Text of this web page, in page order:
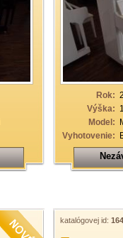
Rok:
Výška:
Model:
Vyhotovenie:
katalógovej id: